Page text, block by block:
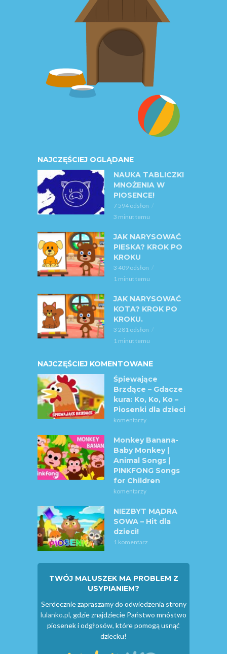
NAJCZĘŚCIEJ OGLĄDANE
NAUKA TABLICZKI
MNOŻENIA W
PIOSENCE!
7 594 odsłon
3 minut temu
JAK NARYSOWAĆ
PIESKA? KROK PO
KROKU
3 409 odsłon
1 minut temu
JAK NARYSOWAĆ
KOTA? KROK PO
KROKU.
3 281 odsłon
1 minut temu
NAJCZĘŚCIEJ KOMENTOWANE
Śpiewające
Brzdące – Gdacze
kura: Ko, Ko, Ko –
Piosenki dla dzieci
komentarzy
Monkey Banana-
Baby Monkey |
Animal Songs |
PINKFONG Songs
for Children
komentarzy
NIEZBYT MĄDRA
SOWA – Hit dla
dzieci!
1 komentarz
TWÓJ MALUSZEK MA PROBLEM Z
USYPIANIEM?
Serdecznie zapraszamy do odwiedzenia strony
lulanko.pl, gdzie znajdziecie Państwo mnóstwo
piosenek i odgłosów, które pomogą usnąć
dziecku!